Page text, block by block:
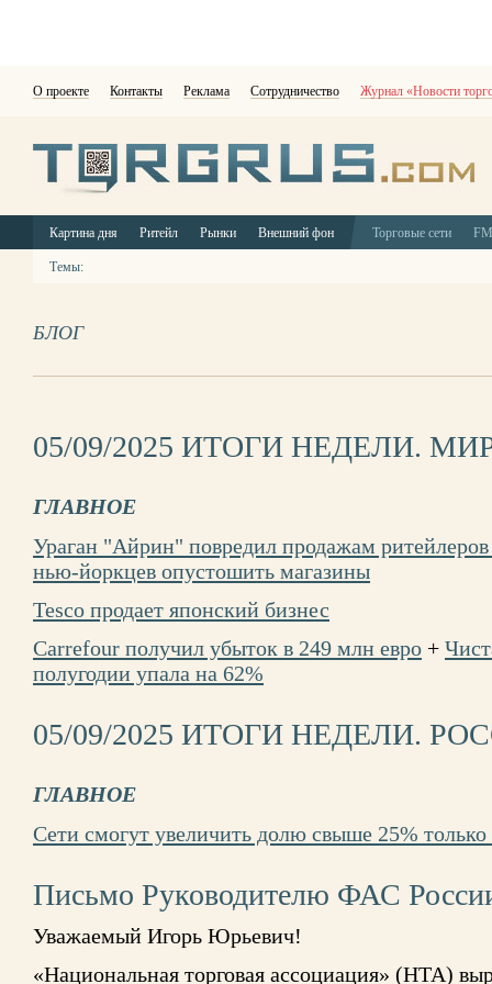
О проекте Контакты Реклама Сотрудничество Журнал «Новости
Картина дня Ритейл Рынки Внешний фон Торговые сети
Темы:
БЛОГ
05/09/2025 ИТОГИ НЕДЕЛИ.
ГЛАВНОЕ
Ураган "Айрин" повредил продажам
нью-йоркцев опустошить магазины
Tesco продает японский бизнес
Carrefour получил убыток в 249 млн евро +
полугодии упала на 62%
05/09/2025 ИТОГИ НЕДЕЛИ.
ГЛАВНОЕ
Сети смогут увеличить долю свыше 25% только
Письмо Руководителю ФАС
Уважаемый Игорь Юрьевич!
«Национальная торговая ассоциация» (НТА)